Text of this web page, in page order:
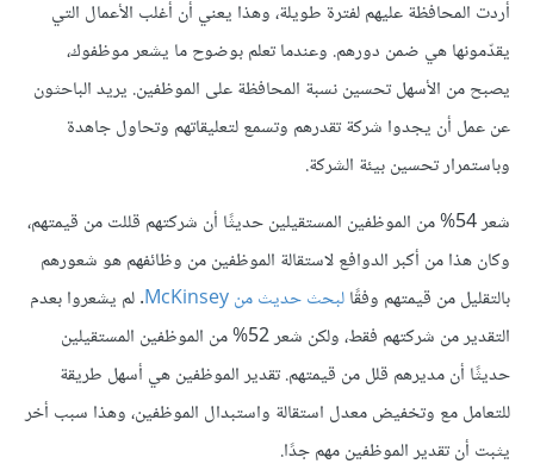
أردت المحافظة عليهم لفترة طويلة، وهذا يعني أن أغلب الأعمال التي
يقدّمونها هي ضمن دورهم. وعندما تعلم بوضوح ما يشعر موظفوك،
يصبح من الأسهل تحسين نسبة المحافظة على الموظفين. يريد الباحثون
عن عمل أن يجدوا شركة تقدرهم وتسمع لتعليقاتهم وتحاول جاهدة
وباستمرار تحسين بيئة الشركة.
شعر 54% من الموظفين المستقيلين حديثًا أن شركتهم قللت من قيمتهم،
وكان هذا من أكبر الدوافع لاستقالة الموظفين من وظائفهم هو شعورهم
بالتقليل من قيمتهم وفقًالبحث حديث من McKinsey
. لم يشعروا بعدم
التقدير من شركتهم فقط، ولكن شعر 52% من الموظفين المستقيلين
حديثًا أن مديرهم قلل من قيمتهم. تقدير الموظفين هي أسهل طريقة
للتعامل مع وتخفيض معدل استقالة واستبدال الموظفين، وهذا سبب أخر
يثبت أن تقدير الموظفين مهم جدًا.